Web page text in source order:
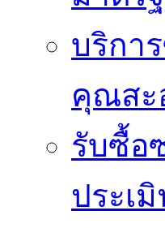
บริกา
คุณสะ
รับซื้อ
ประเ